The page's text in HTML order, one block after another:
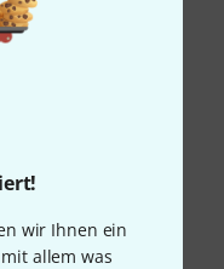
wir Ihnen ein
allem was
bietet einen guten,
in den
das Mikro liegt stabil
und alle